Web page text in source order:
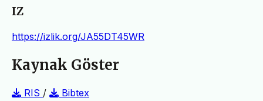
IZ
https://izlik.org/JA55DT45WR
Kaynak Göster
RIS /
Bibtex